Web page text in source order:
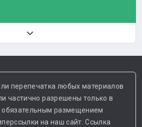
перепечатка любых материалов
частично разрешены только в
размещением
на наш сайт. Ссылка